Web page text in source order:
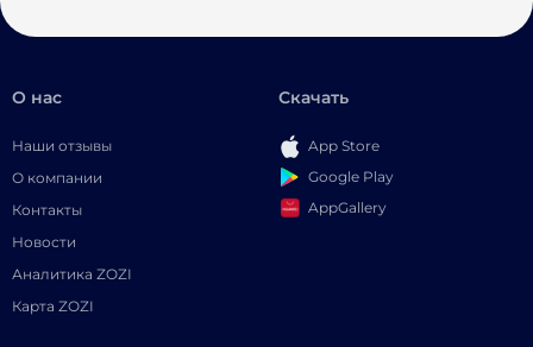
О нас
Наши отзывы
О компании
Контакты
Новости
Аналитика ZOZI
Карта ZOZI
Скачать
App Store
Google Play
AppGallery